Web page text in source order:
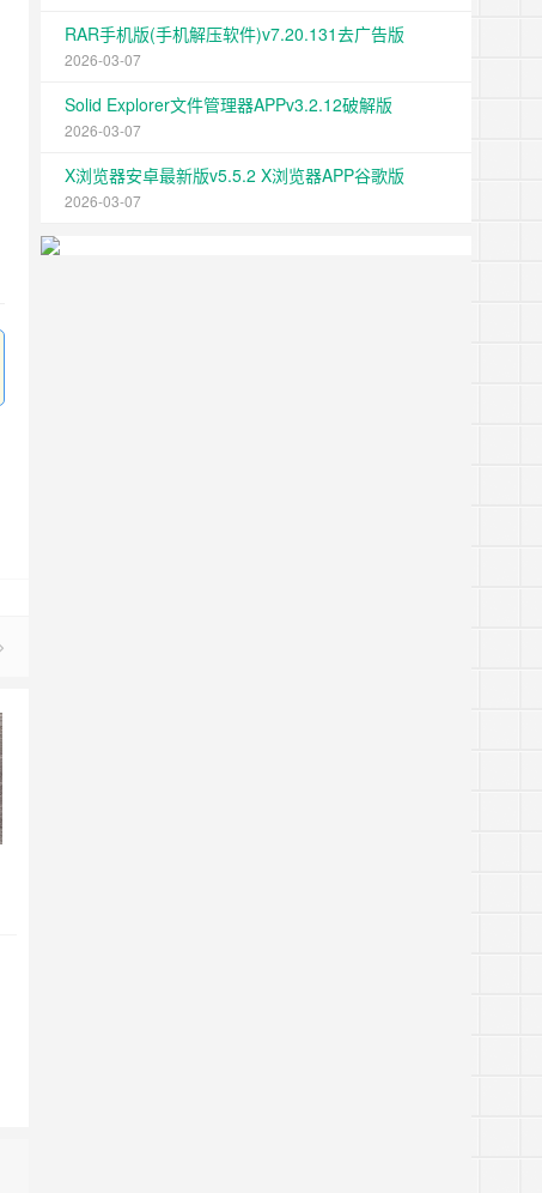
RAR手机版(手机解压软件)v7.20.131去广告版
2026-03-07
Solid Explorer文件管理器APPv3.2.12破解版
2026-03-07
X浏览器安卓最新版v5.5.2 X浏览器APP谷歌版
2026-03-07